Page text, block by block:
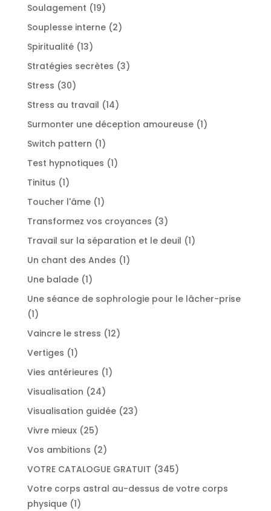
Soulagement 1919
produits
Souplesse interne 22
Spiritualité 1313
produits
Stratégies secrètes 33
Stress 3030
produits
Stress au travail 1414
produits
Surmonter une déception amoureuse 11
Switch pattern 11
produit
Test hypnotiques 11
Tinitus 11
produit
Toucher l'âme 11
Transformez vos croyances 33
produits
Travail sur la séparation et le deuil 11
Un chant des Andes 11
Une balade 11
produit
Une séance de sophrologie pour le lâcher-prise
11
produit
Vaincre le stress 1212
Vertiges 11
produit
Vies antérieures 11
Visualisation 2424
produits
Visualisation guidée 2323
Vivre mieux 2525
produits
Vos ambitions 22
produits
VOTRE CATALOGUE GRATUIT 345345
produits
Votre corps astral au-dessus de votre corps
physique 11